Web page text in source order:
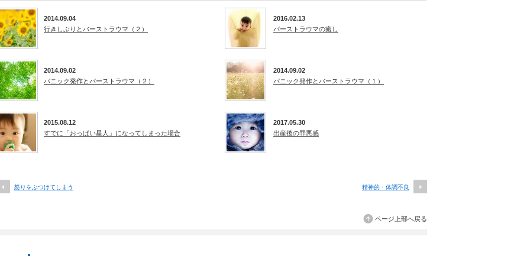
2014.09.04
行きしぶりとバーストラウマ（２）
2016.02.13
バーストラウマの癒し
2014.09.02
パニック発作とバーストラウマ（２）
2014.09.02
パニック発作とバーストラウマ（１）
2015.08.12
すでに「おっぱい星人」になってしまった場合
2017.05.30
出産後の罪悪感
怒りをぶつけてしまう 精神的・体調不良
ページ上部へ戻る